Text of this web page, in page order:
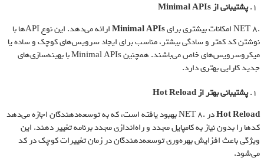
پشتیبانی ازMinimal APIs
.NET 8 امکانات بیشتری برای
Minimal APIs
ارائه می‌دهد. این نوع APIها با
نوشتن کد کمتر و سادگی بیشتر، مناسب برای ایجاد سرویس‌های کوچک و ساده یا
میکروسرویس‌های خاص می‌باشند. همچنین Minimal APIs با بهینه‌سازی‌های
جدید کارایی بهتری دارد.
پشتیبانی بهتر ازHot Reload
Hot Reload
در .NET 8 بهبود یافته است، که به توسعه‌دهندگان اجازه می‌دهد
کدها را بدون نیاز به کامپایل مجدد و راه‌اندازی مجدد برنامه تغییر دهند. این
ویژگی باعث افزایش بهره‌وری توسعه‌دهندگان در زمان تغییرات کوچک در کد
می‌شود.